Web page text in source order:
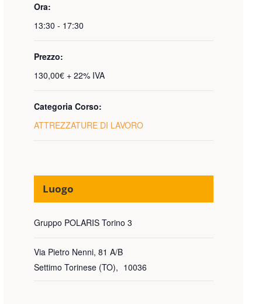
Ora:
13:30 - 17:30
Prezzo:
130,00€ + 22% IVA
Categoria Corso:
ATTREZZATURE DI LAVORO
Luogo
Gruppo POLARIS Torino 3
Via Pietro Nenni, 81 A/B
Settimo Torinese (TO), 10036